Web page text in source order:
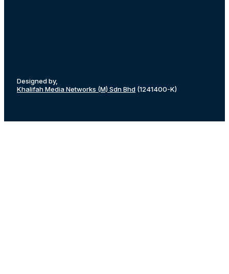
Designed by,
Khalifah Media Networks (M) Sdn Bhd (1241400-K)